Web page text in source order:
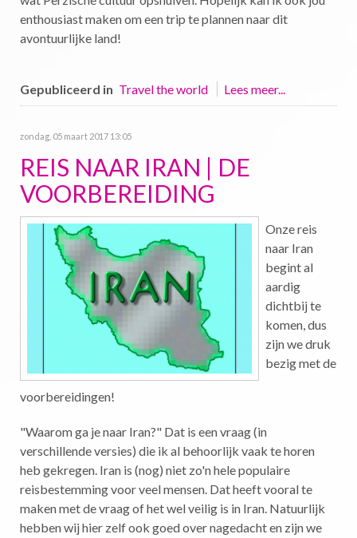
enthousiast maken om een trip te plannen naar dit
avontuurlijke land!
Gepubliceerd in Travel the world Lees meer...
zondag, 05 maart 2017 13:05
REIS NAAR IRAN | DE
VOORBEREIDING
Onze reis
naar Iran
begint al
aardig
dichtbij te
komen, dus
zijn we druk
bezig met de
voorbereidingen!
"Waarom ga je naar Iran?" Dat is een vraag (in
verschillende versies) die ik al behoorlijk vaak te horen
heb gekregen. Iran is (nog) niet zo'n hele populaire
reisbestemming voor veel mensen. Dat heeft vooral te
maken met de vraag of het wel veilig is in Iran. Natuurlijk
hebben wij hier zelf ook goed over nagedacht en zijn we